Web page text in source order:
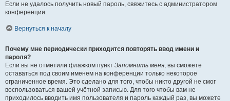
Если не удалось получить новый пароль, свяжитесь с администратором
конференции.
Вернуться к началу
Почему мне периодически приходится повторять ввод имени и
пароля?
Если вы не отметили флажком пункт Запомнить меня, вы сможете
оставаться под своим именем на конференции только некоторое
ограниченное время. Это сделано для того, чтобы никто другой не смог
воспользоваться вашей учётной записью. Для того чтобы вам не
приходилось вводить имя пользователя и пароль каждый раз, вы можете